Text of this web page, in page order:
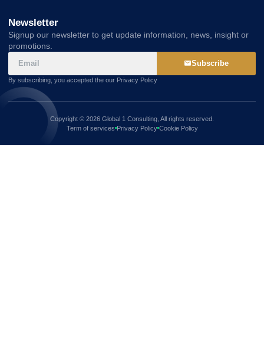
Newsletter
Signup our newsletter to get update information, news, insight or
promotions.
Subscribe
By subscribing, you accepted the our Privacy Policy
Copyright © 2026 Global 1 Consulting, All rights reserved.
Term of services Privacy Policy Cookie Policy